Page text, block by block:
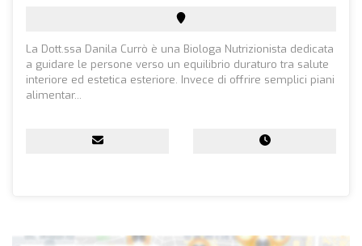
La Dott.ssa Danila Currò è una Biologa Nutrizionista dedicata
a guidare le persone verso un equilibrio duraturo tra salute
interiore ed estetica esteriore. Invece di offrire semplici piani
alimentar...